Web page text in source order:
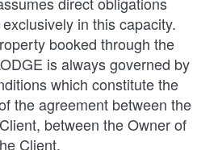
in this capacity.
booked through the
is always governed by
which constitute the
the agreement between the
between the Owner of
Client.